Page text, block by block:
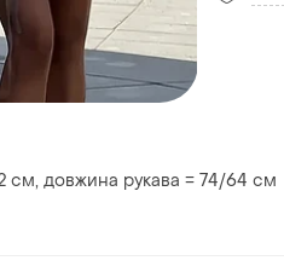
см, довжина рукава = 74/64 см